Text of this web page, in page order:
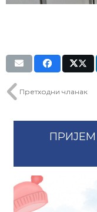
Претходни чланак